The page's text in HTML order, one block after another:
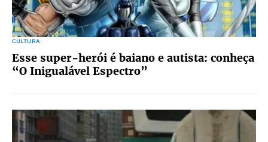
CULTURA
Esse super-herói é baiano e autista: conheça
“O Inigualável Espectro”